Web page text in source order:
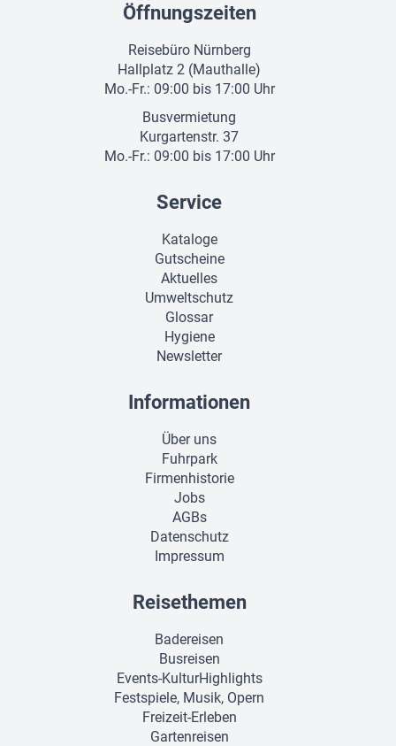
Öffnungszeiten
Reisebüro Nürnberg
Hallplatz 2 (Mauthalle)
Mo.-Fr.: 09:00 bis 17:00 Uhr
Busvermietung
Kurgartenstr. 37
Mo.-Fr.: 09:00 bis 17:00 Uhr
Service
Kataloge
Gutscheine
Aktuelles
Umweltschutz
Glossar
Hygiene
Newsletter
Informationen
Über uns
Fuhrpark
Firmenhistorie
Jobs
AGBs
Datenschutz
Impressum
Reisethemen
Badereisen
Busreisen
Events-KulturHighlights
Festspiele, Musik, Opern
Freizeit-Erleben
Gartenreisen